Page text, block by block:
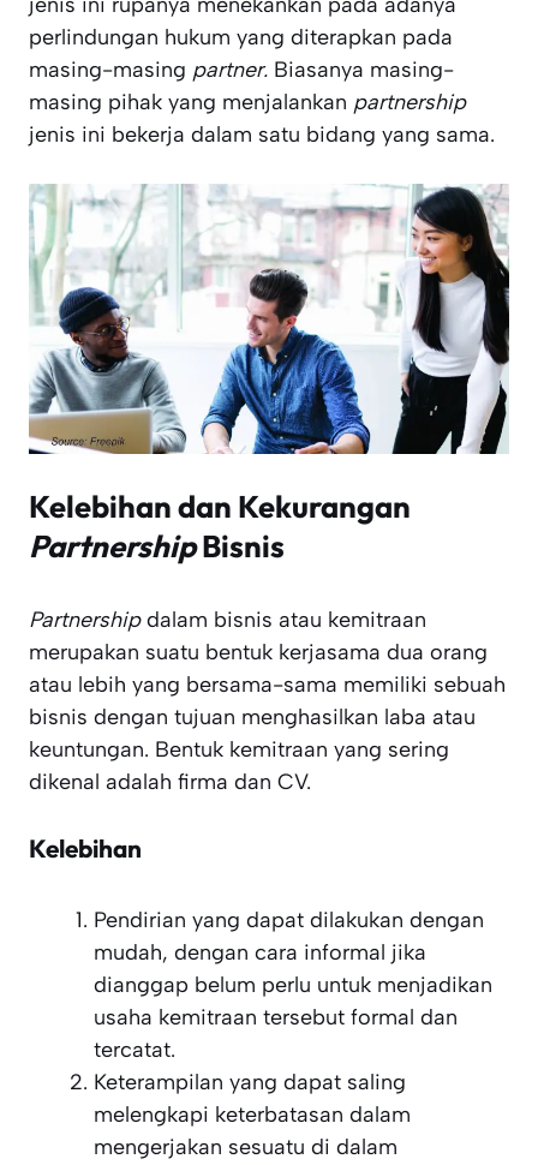
jenis ini rupanya menekankan pada adanya
perlindungan hukum yang diterapkan pada
masing-masing partner. Biasanya masing-
masing pihak yang menjalankan partnership
jenis ini bekerja dalam satu bidang yang sama.
Kelebihan dan Kekurangan
PartnershipBisnis
Partnershipdalam bisnis atau kemitraan
merupakan suatu bentuk kerjasama dua orang
atau lebih yang bersama-sama memiliki sebuah
bisnis dengan tujuan menghasilkan laba atau
keuntungan. Bentuk kemitraan yang sering
dikenal adalah firma dan CV.
Kelebihan
Pendirian yang dapat dilakukan dengan
mudah, dengan cara informal jika
dianggap belum perlu untuk menjadikan
usaha kemitraan tersebut formal dan
tercatat.
Keterampilan yang dapat saling
melengkapi keterbatasan dalam
mengerjakan sesuatu di dalam